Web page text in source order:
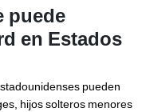
puede
en Estados
pueden
hijos solteros menores